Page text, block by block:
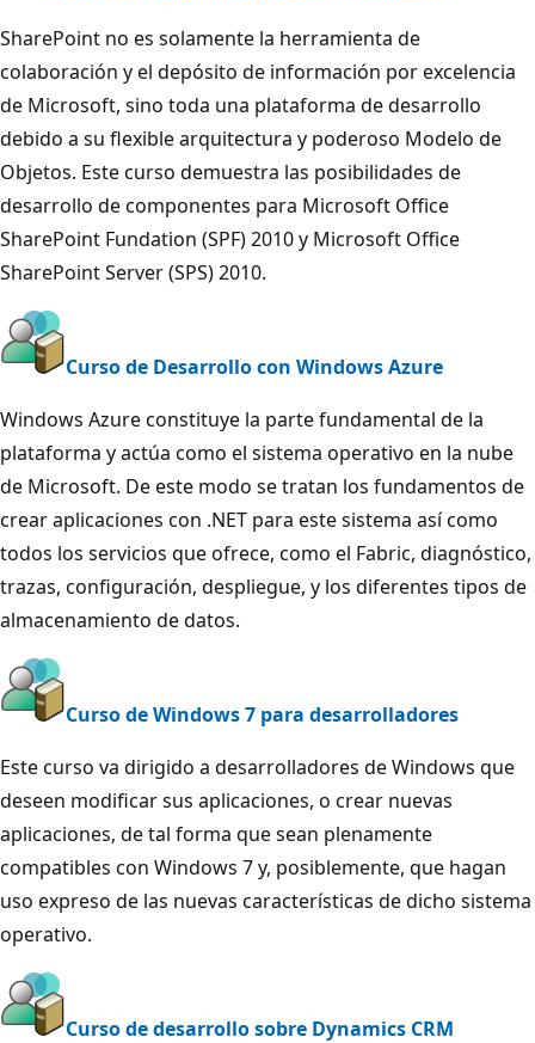
SharePoint no es solamente la herramienta de
colaboración y el depósito de información por excelencia
de Microsoft, sino toda una plataforma de desarrollo
debido a su flexible arquitectura y poderoso Modelo de
Objetos. Este curso demuestra las posibilidades de
desarrollo de componentes para Microsoft Office
SharePoint Fundation (SPF) 2010 y Microsoft Office
SharePoint Server (SPS) 2010.
Curso de Desarrollo con Windows Azure
Windows Azure constituye la parte fundamental de la
plataforma y actúa como el sistema operativo en la nube
de Microsoft. De este modo se tratan los fundamentos de
crear aplicaciones con .NET para este sistema así como
todos los servicios que ofrece, como el Fabric, diagnóstico,
trazas, configuración, despliegue, y los diferentes tipos de
almacenamiento de datos.
Curso de Windows 7 para desarrolladores
Este curso va dirigido a desarrolladores de Windows que
deseen modificar sus aplicaciones, o crear nuevas
aplicaciones, de tal forma que sean plenamente
compatibles con Windows 7 y, posiblemente, que hagan
uso expreso de las nuevas características de dicho sistema
operativo.
Curso de desarrollo sobre Dynamics CRM